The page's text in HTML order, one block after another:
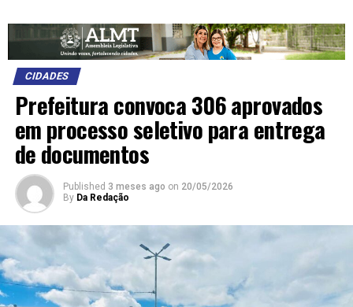
CIDADES
Prefeitura convoca 306 aprovados
em processo seletivo para entrega
de documentos
Published 3 meses ago on 20/05/2026
By Da Redação